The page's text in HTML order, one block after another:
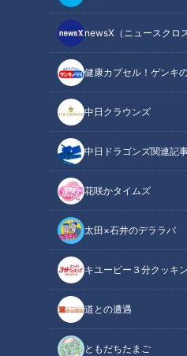
newsX（ニュースクロス
健康カプセル！ゲンキ
中日クラウンズ
中日ドラゴンズ関連記
花咲かタイムズ
太田×石井のデララバ
キユーピー３分クッキ
道との遭遇
ともだちたまご
健康カプセル！ゲンキ
「健康カプセル！ゲンキ
サマリーSummary